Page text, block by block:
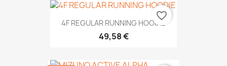
4F REGULAR RUNNING HOODIE
49,58 €
favorite_border